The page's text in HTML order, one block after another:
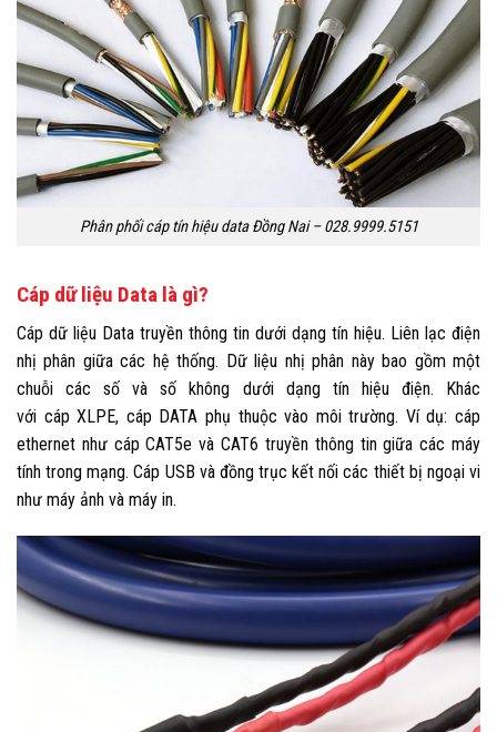
Phân phối cáp tín hiệu data Đồng Nai – 028.9999.5151
Cáp dữ liệu Data là gì?
Cáp dữ liệu Data truyền thông tin dưới dạng tín hiệu. Liên lạc điện
nhị phân giữa các hệ thống. Dữ liệu nhị phân này bao gồm một
chuỗi các số và số không dưới dạng tín hiệu điện. Khác
với cáp XLPE, cáp DATA phụ thuộc vào môi trường. Ví dụ: cáp
ethernet như cáp CAT5e và CAT6 truyền thông tin giữa các máy
tính trong mạng. Cáp USB và đồng trục kết nối các thiết bị ngoại vi
như máy ảnh và máy in.